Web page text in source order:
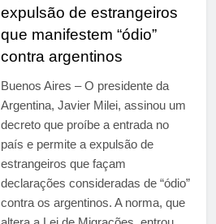
expulsão de estrangeiros
que manifestem “ódio”
contra argentinos
Buenos Aires – O presidente da
Argentina, Javier Milei, assinou um
decreto que proíbe a entrada no
país e permite a expulsão de
estrangeiros que façam
declarações consideradas de “ódio”
contra os argentinos. A norma, que